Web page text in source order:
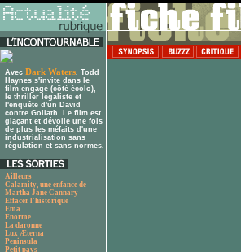
Avec Dark Waters, Todd
Haynes s'invite dans le
film engagé (côté écolo),
le thriller légaliste et
l'enquête d'un David
contre Goliath. Le film est
glaçant et dévoile une fois
de plus les méfaits d'une
industrialisation sans
régulation et sans normes.
Ailleurs
Calamity, une enfance de
Martha Jane Cannary
Effacer l'historique
Ema
Enorme
La daronne
Lux Æterna
Peninsula
Petit pays